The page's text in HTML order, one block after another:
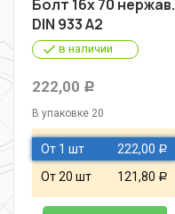
Болт 16х 70 нержав.
DIN 933 A2
в наличии
222,00 Р
В упаковке 20
От 1 шт 222,00 Р
От 20 шт 121,80 Р